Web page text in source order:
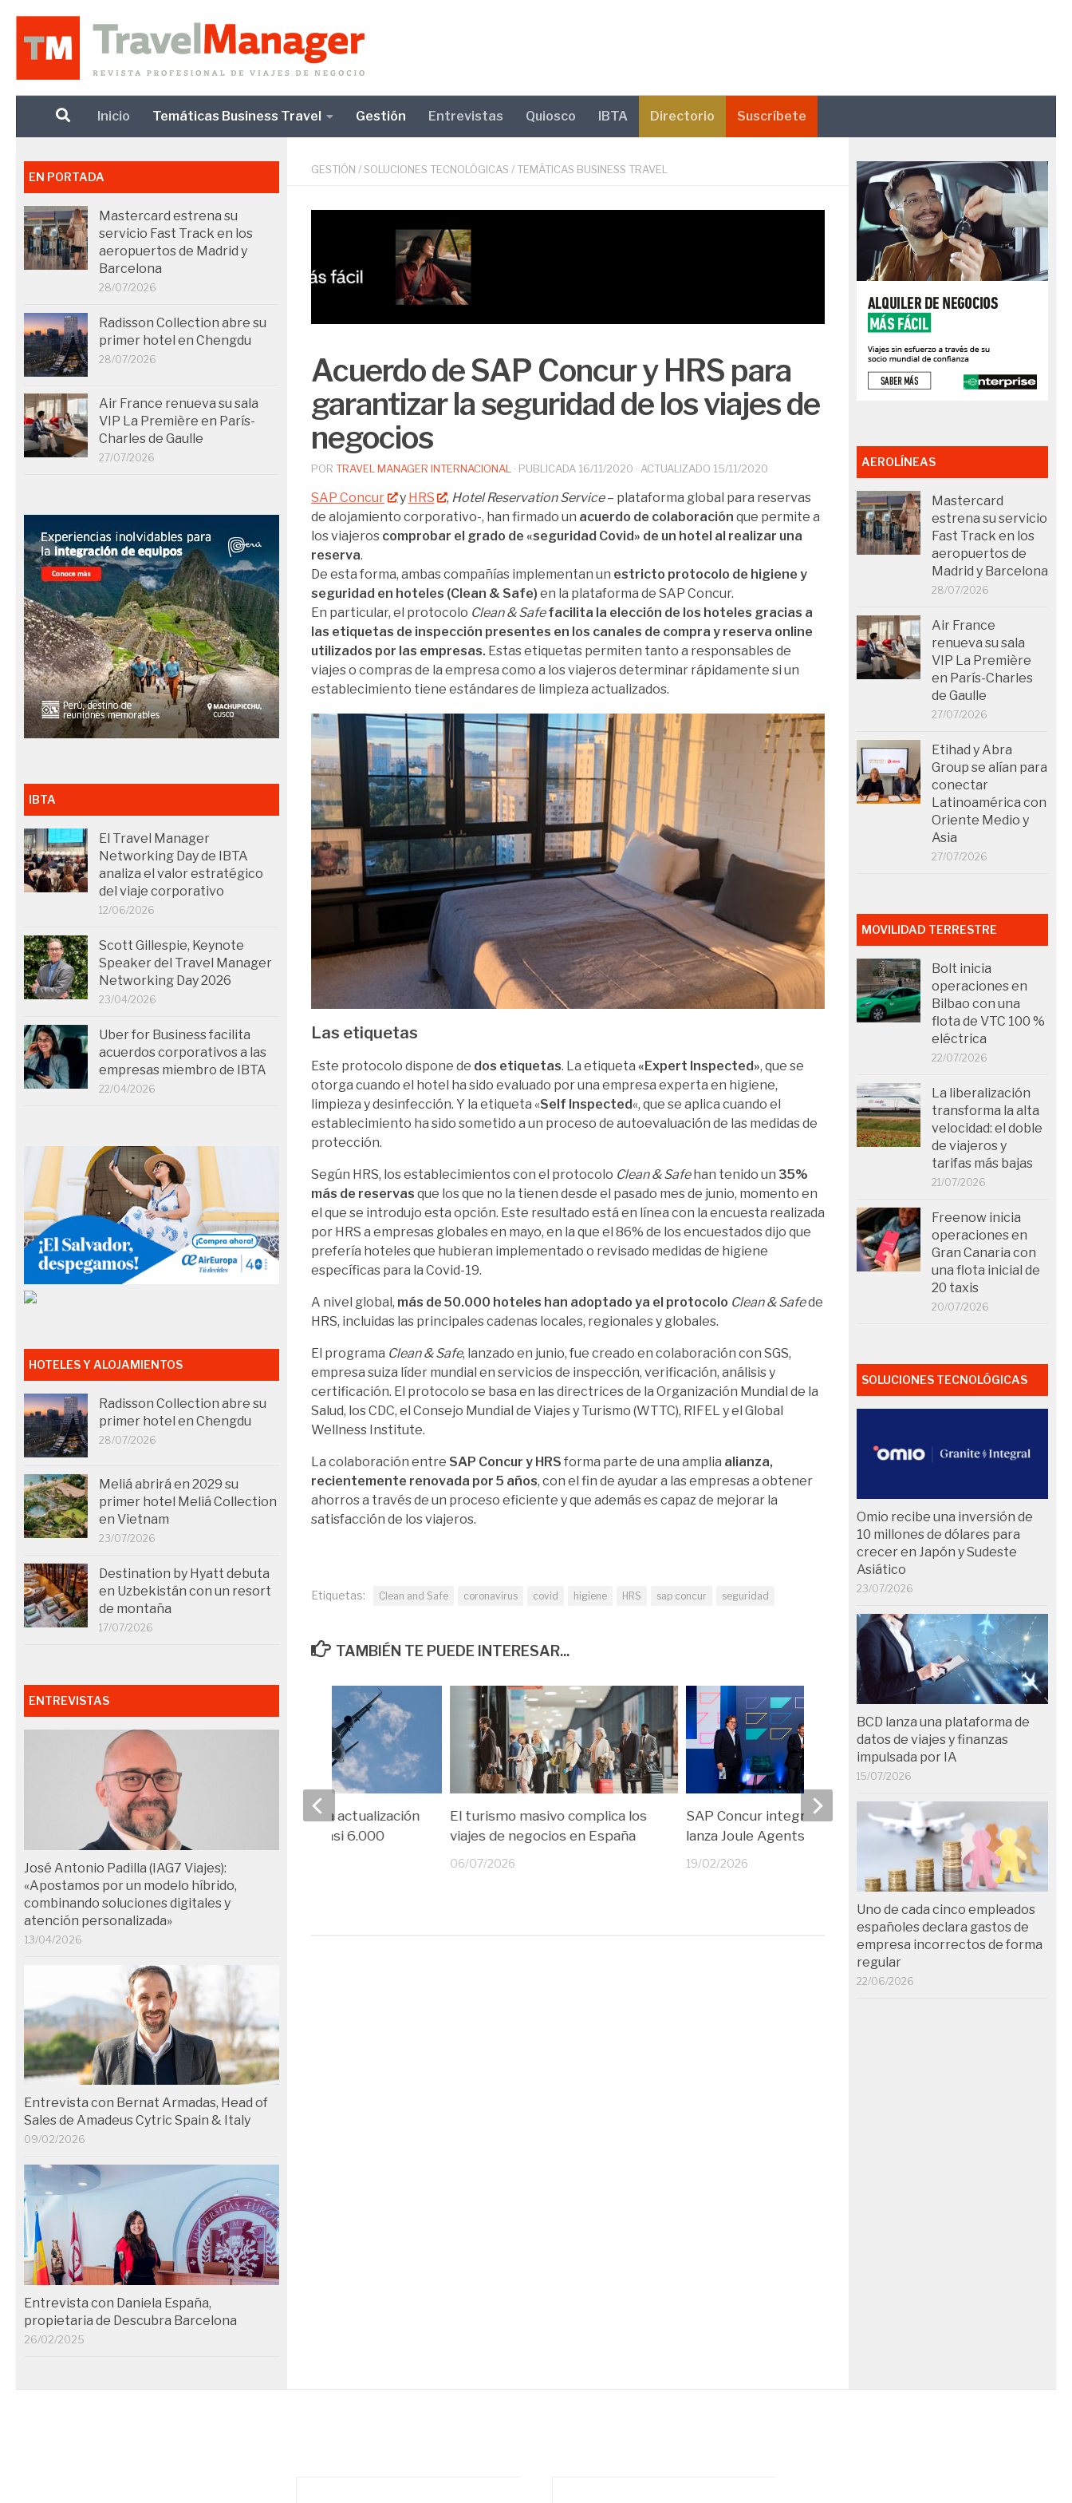
Debajo del contenido
Inicio Temáticas Business Travel Gestión Entrevistas Quiosco IBTA Directorio Suscríbete
GESTIÓN /SOLUCIONES TECNOLÓGICAS / TEMÁTICAS BUSINESS TRAVEL
Acuerdo de SAP Concur y HRS para
garantizar la seguridad de los viajes de
negocios
POR TRAVEL MANAGER INTERNACIONAL · PUBLICADA 16/11/2020 · ACTUALIZADO 15/11/2020
SAP Concur y HRS , Hotel Reservation Service– plataforma global para reservas
de alojamiento corporativo-, han firmado un acuerdo de colaboración que permite a
los viajeros comprobar el grado de «seguridad Covid» de un hotel al realizar una
reserva.
De esta forma, ambas compañías implementan un estricto protocolo de higiene y
seguridad en hoteles (Clean & Safe) en la plataforma de SAP Concur.
En particular, el protocolo Clean & Safe facilita la elección de los hoteles gracias a
las etiquetas de inspección presentes en los canales de compra y reserva online
utilizados por las empresas. Estas etiquetas permiten tanto a responsables de
viajes o compras de la empresa como a los viajeros determinar rápidamente si un
establecimiento tiene estándares de limpieza actualizados.
Las etiquetas
Este protocolo dispone de dos etiquetas. La etiqueta «Expert Inspected», que se
otorga cuando el hotel ha sido evaluado por una empresa experta en higiene,
limpieza y desinfección. Y la etiqueta «Self Inspected«, que se aplica cuando el
establecimiento ha sido sometido a un proceso de autoevaluación de las medidas de
protección.
Según HRS, los establecimientos con el protocolo Clean & Safehan tenido un 35%
más de reservas que los que no la tienen desde el pasado mes de junio, momento en
el que se introdujo esta opción. Este resultado está en línea con la encuesta realizada
por HRS a empresas globales en mayo, en la que el 86% de los encuestados dijo que
prefería hoteles que hubieran implementado o revisado medidas de higiene
específicas para la Covid-19.
A nivel global, más de 50.000 hoteles han adoptado ya el protocolo Clean & Safede
HRS, incluidas las principales cadenas locales, regionales y globales.
El programa Clean & Safe, lanzado en junio, fue creado en colaboración con SGS,
empresa suiza líder mundial en servicios de inspección, verificación, análisis y
certificación. El protocolo se basa en las directrices de la Organización Mundial de la
Salud, los CDC, el Consejo Mundial de Viajes y Turismo (WTTC), RIFEL y el Global
Wellness Institute.
La colaboración entre SAP Concur y HRS forma parte de una amplia alianza,
recientemente renovada por 5 años, con el fin de ayudar a las empresas a obtener
ahorros a través de un proceso eficiente y que además es capaz de mejorar la
satisfacción de los viajeros.
Etiquetas: Clean and Safe coronavirus covid higiene HRS sap concur seguridad
TAMBIÉN TE PUEDE INTERESAR...
El turismo masivo complica los
viajes de negocios en España
06/07/2026
SAP Concur integra Trainline y
lanza Joule Agents, su nueva IA
19/02/2026
La IA predictiva, la
automática y las
virtuales, tendencias
según SAP Concur
07/01/2026
Airbus completa la actualización
de seguridad de casi 6.000
01/12/2025
EN PORTADA
Mastercard estrena su
servicio Fast Track en los
aeropuertos de Madrid y
Barcelona
28/07/2026
Radisson Collection abre su
primer hotel en Chengdu
28/07/2026
Air France renueva su sala
VIP La Première en París-
Charles de Gaulle
27/07/2026
IBTA
El Travel Manager
Networking Day de IBTA
analiza el valor estratégico
del viaje corporativo
12/06/2026
Scott Gillespie, Keynote
Speaker del Travel Manager
Networking Day 2026
23/04/2026
Uber for Business facilita
acuerdos corporativos a las
empresas miembro de IBTA
22/04/2026
HOTELES Y ALOJAMIENTOS
Radisson Collection abre su
primer hotel en Chengdu
28/07/2026
Meliá abrirá en 2029 su
primer hotel Meliá Collection
en Vietnam
23/07/2026
Destination by Hyatt debuta
en Uzbekistán con un resort
de montaña
17/07/2026
ENTREVISTAS
José Antonio Padilla (IAG7 Viajes):
«Apostamos por un modelo híbrido,
combinando soluciones digitales y
atención personalizada»
13/04/2026
Entrevista con Bernat Armadas, Head of
Sales de Amadeus Cytric Spain & Italy
09/02/2026
Entrevista con Daniela España,
propietaria de Descubra Barcelona
26/02/2025
AEROLÍNEAS
Mastercard
estrena su servicio
Fast Track en los
aeropuertos de
Madrid y Barcelona
28/07/2026
Air France
renueva su sala
VIP La Première
en París-Charles
de Gaulle
27/07/2026
Etihad y Abra
Group se alían para
conectar
Latinoamérica con
Oriente Medio y
Asia
27/07/2026
MOVILIDAD TERRESTRE
Bolt inicia
operaciones en
Bilbao con una
flota de VTC 100 %
eléctrica
22/07/2026
La liberalización
transforma la alta
velocidad: el doble
de viajeros y
tarifas más bajas
21/07/2026
Freenow inicia
operaciones en
Gran Canaria con
una flota inicial de
20 taxis
20/07/2026
SOLUCIONES TECNOLÓGICAS
Omio recibe una inversión de
10 millones de dólares para
crecer en Japón y Sudeste
Asiático
23/07/2026
BCD lanza una plataforma de
datos de viajes y finanzas
impulsada por IA
15/07/2026
Uno de cada cinco empleados
españoles declara gastos de
empresa incorrectos de forma
regular
22/06/2026